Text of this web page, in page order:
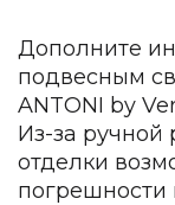
Дизайнерские
Подбор,
Дизайнерские
Подбор,
Дополните
подвесным
ANTONI by
Из-за ручной
отделки
погрешности